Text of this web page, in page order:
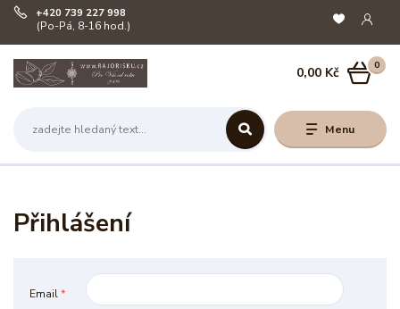
Menu
+420 739 227 998
(Po-Pá, 8-16 hod.)
0
0,00 Kč
Přihlášení
Email*